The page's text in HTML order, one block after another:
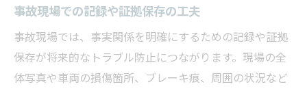
事故現場での記録や証拠保存の工夫
事故現場では、事実関係を明確にするための記録や証拠
保存が将来的なトラブル防止につながります。現場の全
体写真や車両の損傷箇所、ブレーキ痕、周囲の状況など